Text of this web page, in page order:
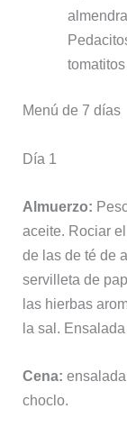
Menú de 7 días
Día 1
Almuerzo:
aceite. Rociar
de las de té de
servilleta de
las hierbas
la sal.
Cena:
choclo.